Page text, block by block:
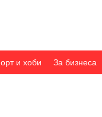
и хоби За бизнеса